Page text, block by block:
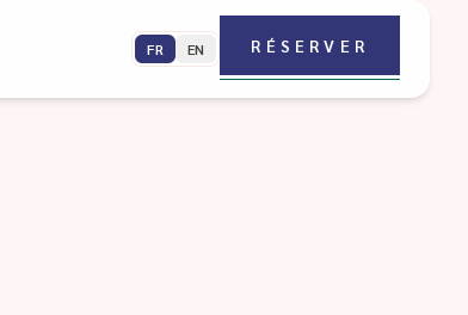
FR EN RÉSERVER